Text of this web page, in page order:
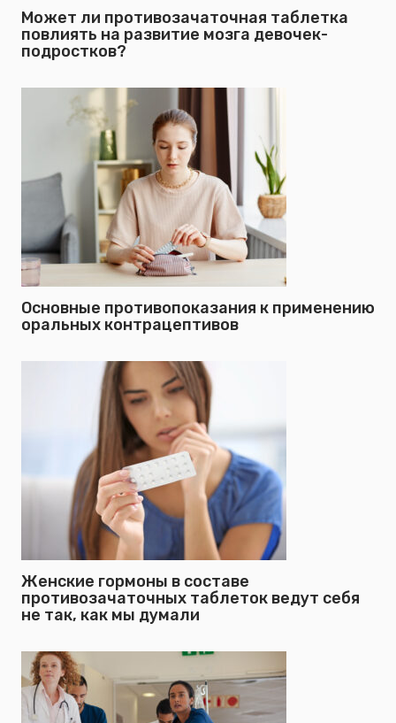
Может ли противозачаточная таблетка
повлиять на развитие мозга девочек-
подростков?
Основные противопоказания к применению
оральных контрацептивов
Женские гормоны в составе
противозачаточных таблеток ведут себя
не так, как мы думали